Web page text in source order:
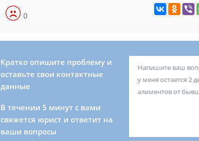
0
Кратко опишите проблему и
оставьте свои контактные
данные
В течении 5 минут с вами
свяжется юрист и ответит на
ваши вопросы